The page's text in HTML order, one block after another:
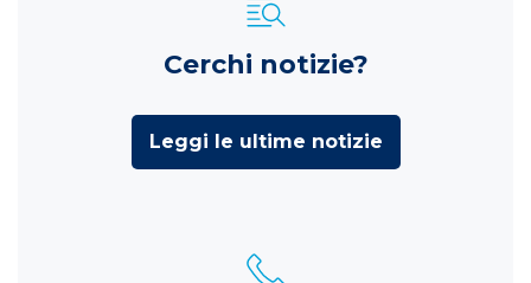
Cerchi notizie?
Leggi le ultime notizie